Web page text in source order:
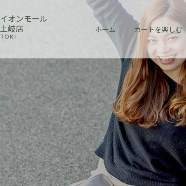
イオンモール
土岐店
TOKI
ホーム カートを楽しむ